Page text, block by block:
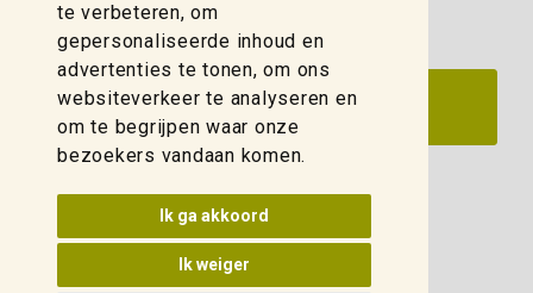
te verbeteren, om
gepersonaliseerde inhoud en
advertenties te tonen, om ons
websiteverkeer te analyseren en
om te begrijpen waar onze
bezoekers vandaan komen.
Ik ga akkoord
Ik weiger
Update cookies voorkeuren